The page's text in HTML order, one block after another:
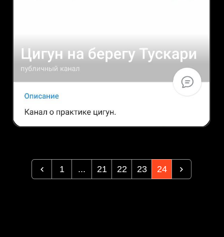
1 ... 21 22 23 24